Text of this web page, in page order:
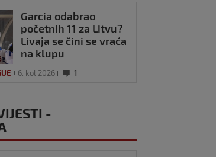
Garcia odabrao
početnih 11 za Litvu?
Livaja se čini se vraća
na klupu
6. kol 2026 1
-